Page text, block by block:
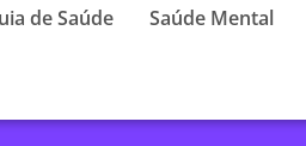
de Saúde Saúde Mental